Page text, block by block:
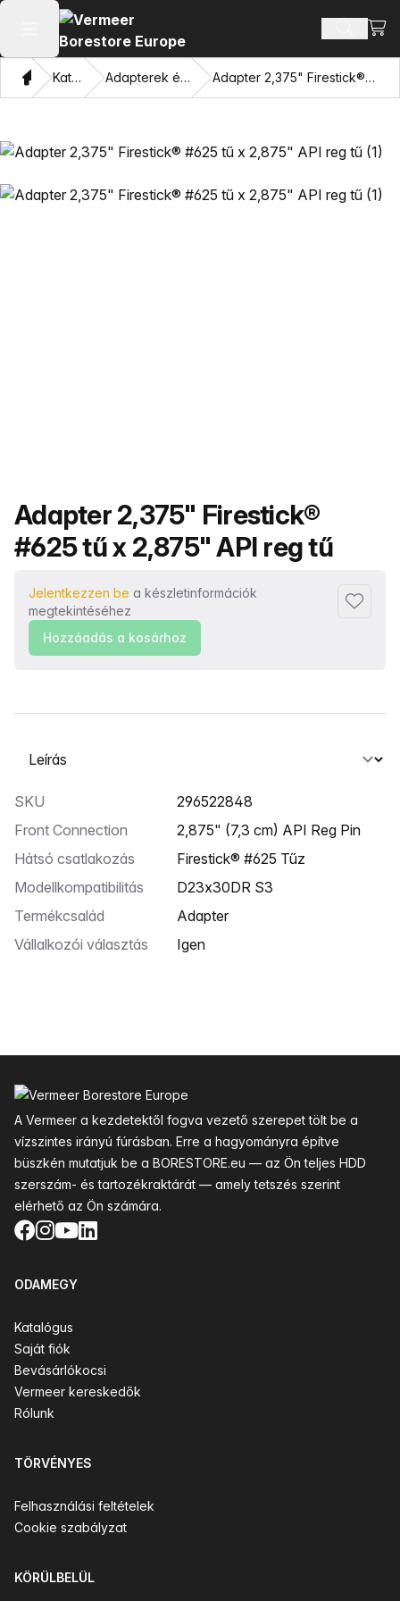
Főmenü megnyitása
OtthonKatalógus Adapterek és húzó szemek Adapter 2,375" Firestick® #625 tű x 2,875" API reg tű
Termék neve
Adapter 2,375" Firestick®
#625 tű x 2,875" API reg tű
Jelentkezzen be a készletinformációk
megtekintéséhez
Hozzáadás a kosárhoz
Válasszon ki egy lapot
SKU
296522848
Front Connection
2,875" (7,3 cm) API Reg Pin
Hátsó csatlakozás
Firestick® #625 Tűz
Modellkompatibilitás
D23x30DR S3
Termékcsalád
Adapter
Vállalkozói választás
Igen
A Vermeer a kezdetektől fogva vezető szerepet tölt be a
vízszintes irányú fúrásban. Erre a hagyományra építve
büszkén mutatjuk be a BORESTORE.eu — az Ön teljes HDD
szerszám- és tartozékraktárát — amely tetszés szerint
elérhető az Ön számára.
Facebook
Instagram
YouTube
LinkedIn
ODAMEGY
Katalógus
Saját fiók
Bevásárlókocsi
Vermeer kereskedők
Rólunk
TÖRVÉNYES
Felhasználási feltételek
Cookie szabályzat
KÖRÜLBELÜL